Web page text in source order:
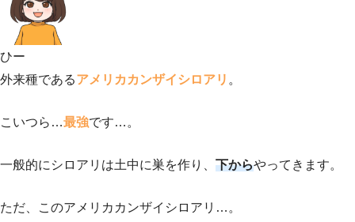
ひー
外来種であるアメリカカンザイシロアリ 。
こいつら…最強です…。
一般的にシロアリは土中に巣を作り、 下からやってきます。
ただ、このアメリカカンザイシロアリ…。